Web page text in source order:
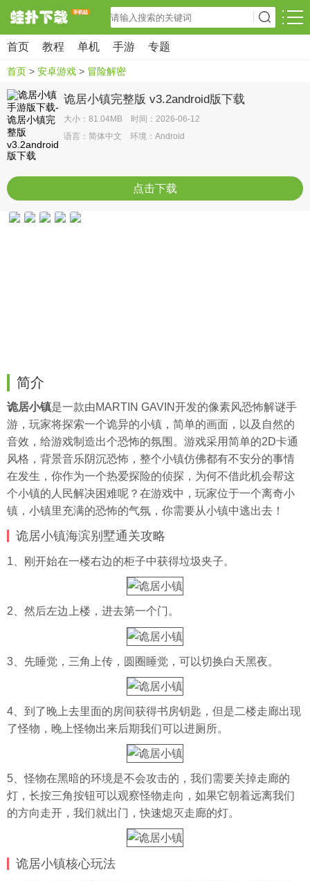
首页 教程 单机 手游 专题
首页 > 安卓游戏 > 冒险解密
诡居小镇完整版 v3.2android版下载
大小：81.04MB 时间：2026-06-12
语言：简体中文 环境：Android
点击下载
简介
诡居小镇是一款由MARTIN GAVIN开发的像素风恐怖解谜手
游，玩家将探索一个诡异的小镇，简单的画面，以及自然的
音效，给游戏制造出个恐怖的氛围。游戏采用简单的2D卡通
风格，背景音乐阴沉恐怖，整个小镇仿佛都有不安分的事情
在发生，你作为一个热爱探险的侦探，为何不借此机会帮这
个小镇的人民解决困难呢？在游戏中，玩家位于一个离奇小
镇，小镇里充满的恐怖的气氛，你需要从小镇中逃出去！
诡居小镇海滨别墅通关攻略
1、刚开始在一楼右边的柜子中获得垃圾夹子。
2、然后左边上楼，进去第一个门。
3、先睡觉，三角上传，圆圈睡觉，可以切换白天黑夜。
4、到了晚上去里面的房间获得书房钥匙，但是二楼走廊出现
了怪物，晚上怪物出来后期我们可以进厕所。
5、怪物在黑暗的环境是不会攻击的，我们需要关掉走廊的
灯，长按三角按钮可以观察怪物走向，如果它朝着远离我们
的方向走开，我们就出门，快速熄灭走廊的灯。
诡居小镇核心玩法